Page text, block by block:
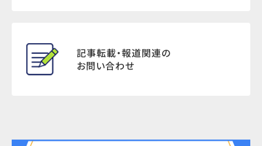
記事転載・報道関連の
お問い合わせ